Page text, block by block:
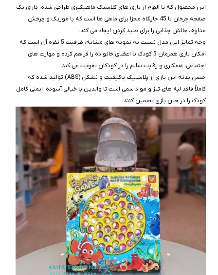
این محصول که با الهام از بازی‌ های کلاسیک ماهیگیری طراحی شده، دارای یک
صفحه چرخان با 45 جایگاه مجزا برای ماهی‌ ها است که با موزیک و چرخش
مداوم، چالش جذابی را برای صید کردن ایجاد می‌ کند.
وجه تمایز این مدل نسبت به نمونه‌ های مشابه، ظرفیت 5 نفره آن است که
امکان بازی همزمان 5 کودک یا اعضای خانواده را فراهم کرده و مهارت‌ های
اجتماعی، همکاری و رقابت سالم را در کودکان تقویت می‌ کند.
جنس بدنه این بازی از پلاستیک باکیفیت و نشکن (ABS) تولید شده که
کاملاً فاقد لبه‌ های تیز و مواد سمی است تا والدین با خیالی آسوده، ایمنی کامل
کودک را در حین بازی تضمین کنند.